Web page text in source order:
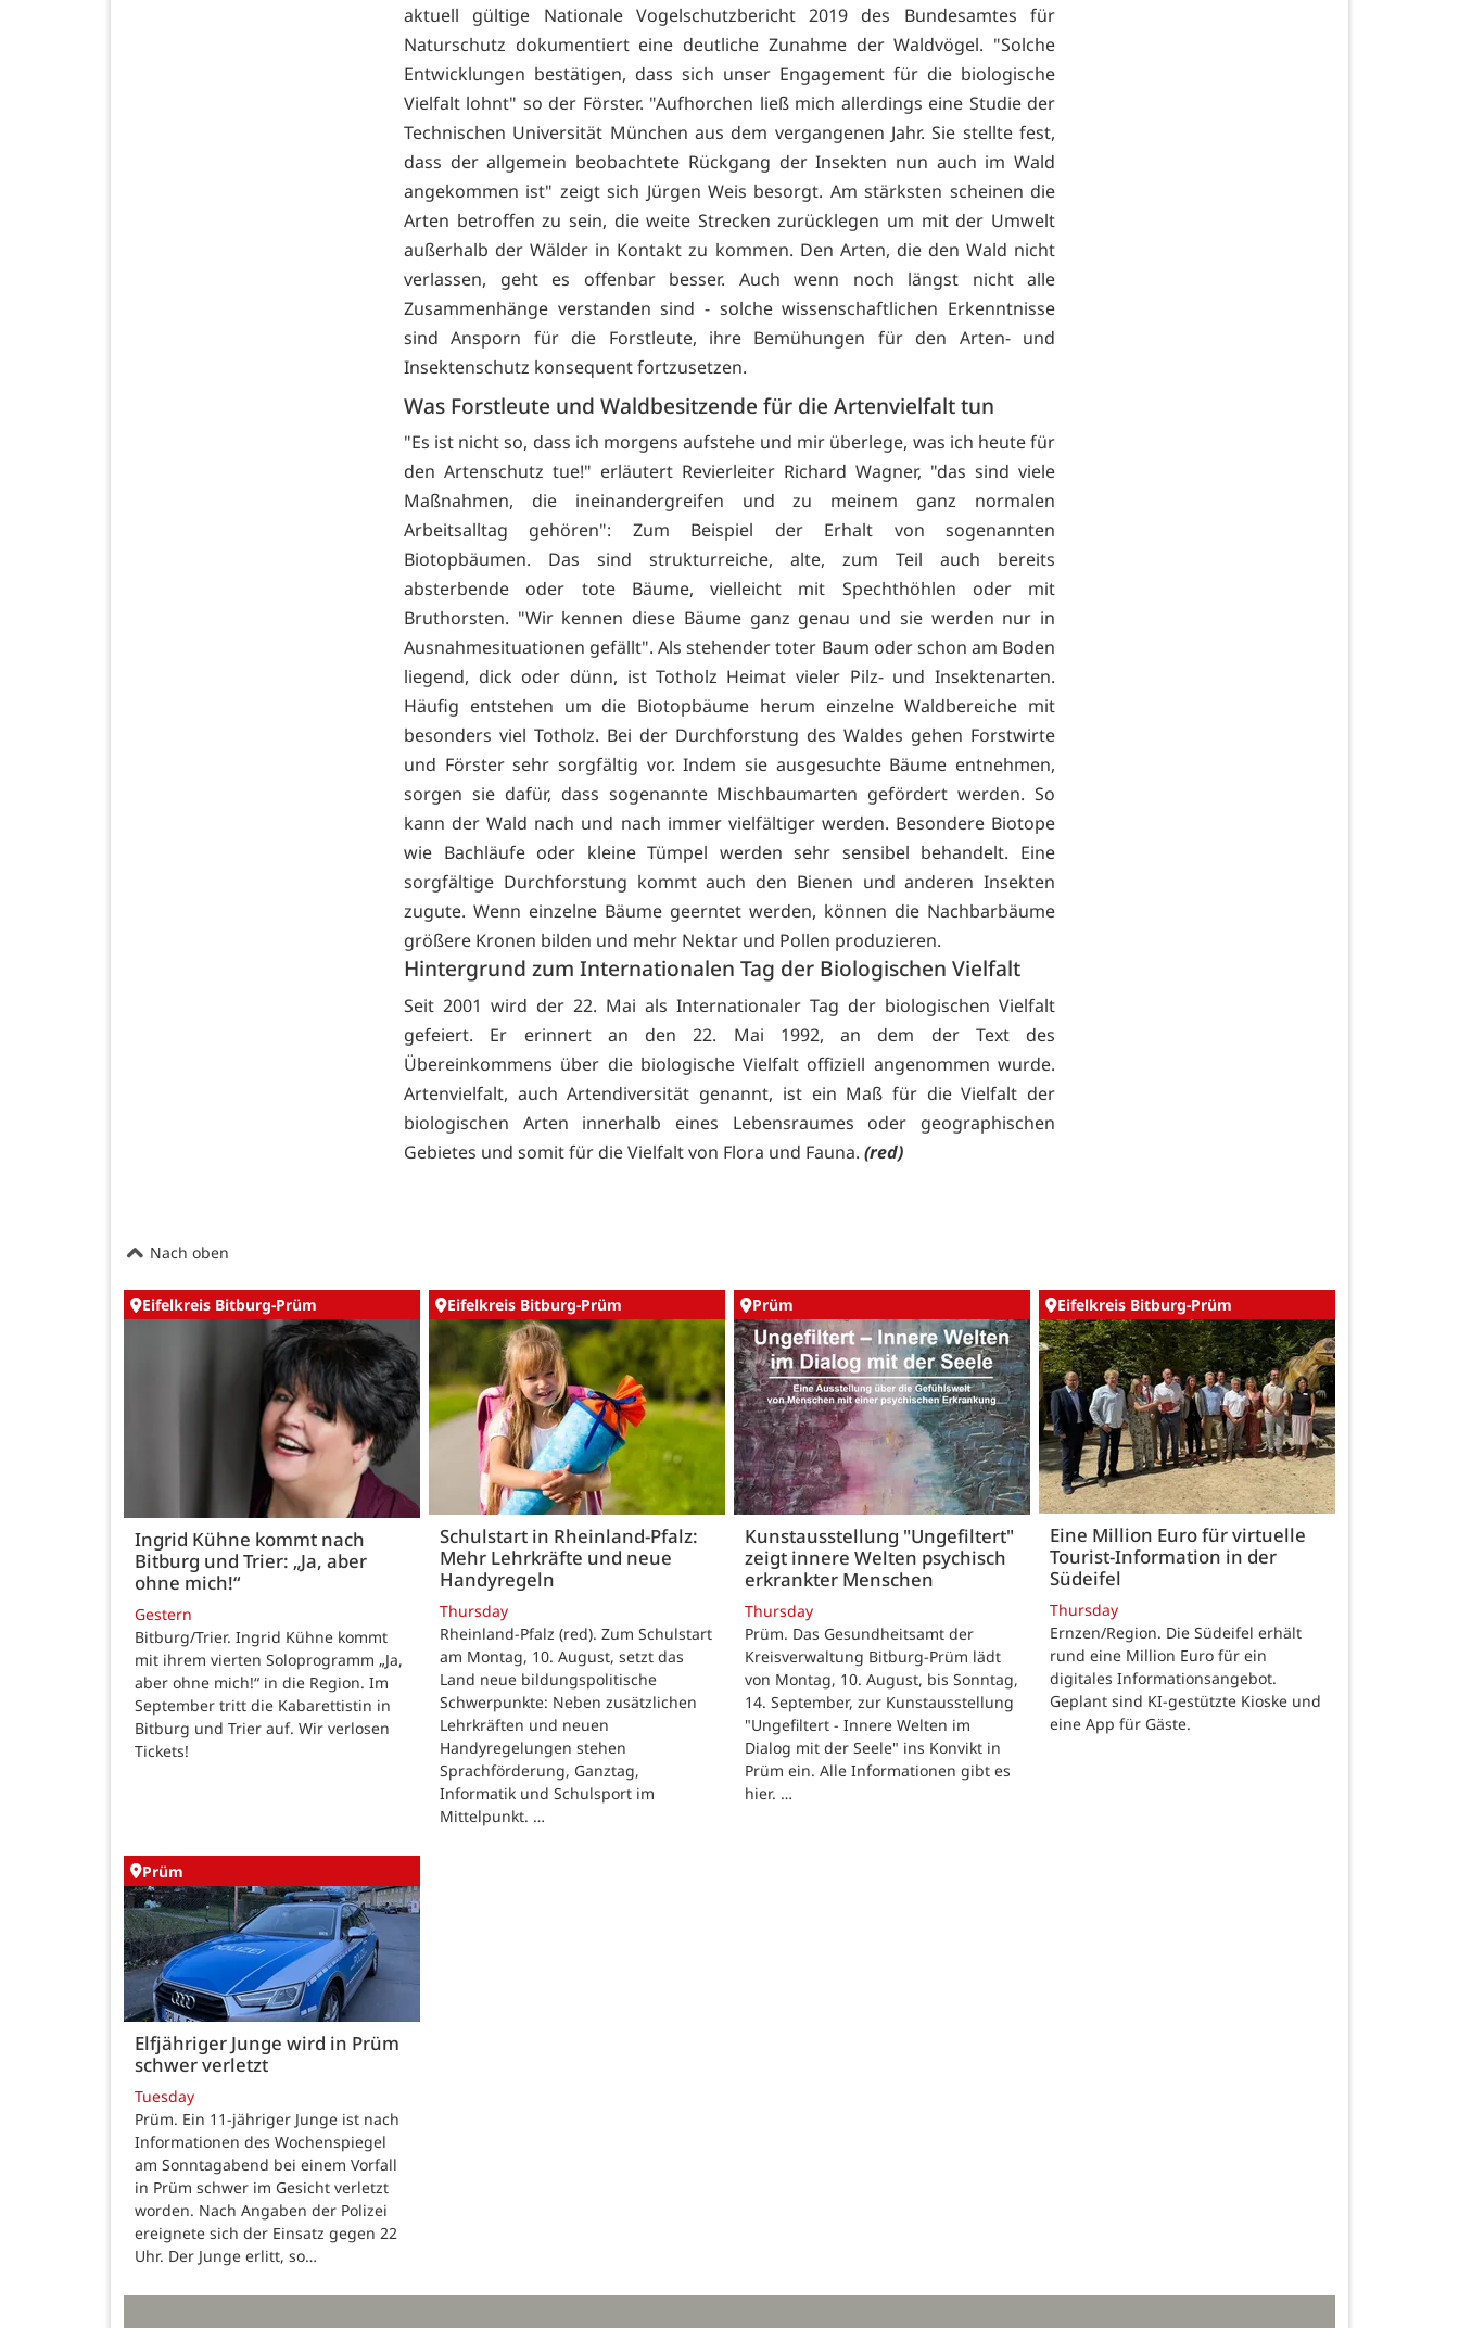
aktuell gültige Nationale Vogelschutzbericht 2019 des Bundesamtes für
Naturschutz dokumentiert eine deutliche Zunahme der Waldvögel. "Solche
Entwicklungen bestätigen, dass sich unser Engagement für die biologische
Vielfalt lohnt" so der Förster. "Aufhorchen ließ mich allerdings eine Studie der
Technischen Universität München aus dem vergangenen Jahr. Sie stellte fest,
dass der allgemein beobachtete Rückgang der Insekten nun auch im Wald
angekommen ist" zeigt sich Jürgen Weis besorgt. Am stärksten scheinen die
Arten betroffen zu sein, die weite Strecken zurücklegen um mit der Umwelt
außerhalb der Wälder in Kontakt zu kommen. Den Arten, die den Wald nicht
verlassen, geht es offenbar besser. Auch wenn noch längst nicht alle
Zusammenhänge verstanden sind - solche wissenschaftlichen Erkenntnisse
sind Ansporn für die Forstleute, ihre Bemühungen für den Arten- und
Insektenschutz konsequent fortzusetzen.
Was Forstleute und Waldbesitzende für die Artenvielfalt tun
"Es ist nicht so, dass ich morgens aufstehe und mir überlege, was ich heute für
den Artenschutz tue!" erläutert Revierleiter Richard Wagner, "das sind viele
Maßnahmen, die ineinandergreifen und zu meinem ganz normalen
Arbeitsalltag gehören": Zum Beispiel der Erhalt von sogenannten
Biotopbäumen. Das sind strukturreiche, alte, zum Teil auch bereits
absterbende oder tote Bäume, vielleicht mit Spechthöhlen oder mit
Bruthorsten. "Wir kennen diese Bäume ganz genau und sie werden nur in
Ausnahmesituationen gefällt". Als stehender toter Baum oder schon am Boden
liegend, dick oder dünn, ist Totholz Heimat vieler Pilz- und Insektenarten.
Häufig entstehen um die Biotopbäume herum einzelne Waldbereiche mit
besonders viel Totholz. Bei der Durchforstung des Waldes gehen Forstwirte
und Förster sehr sorgfältig vor. Indem sie ausgesuchte Bäume entnehmen,
sorgen sie dafür, dass sogenannte Mischbaumarten gefördert werden. So
kann der Wald nach und nach immer vielfältiger werden. Besondere Biotope
wie Bachläufe oder kleine Tümpel werden sehr sensibel behandelt. Eine
sorgfältige Durchforstung kommt auch den Bienen und anderen Insekten
zugute. Wenn einzelne Bäume geerntet werden, können die Nachbarbäume
größere Kronen bilden und mehr Nektar und Pollen produzieren.
Hintergrund zum Internationalen Tag der Biologischen Vielfalt
Seit 2001 wird der 22. Mai als Internationaler Tag der biologischen Vielfalt
gefeiert. Er erinnert an den 22. Mai 1992, an dem der Text des
Übereinkommens über die biologische Vielfalt offiziell angenommen wurde.
Artenvielfalt, auch Artendiversität genannt, ist ein Maß für die Vielfalt der
biologischen Arten innerhalb eines Lebensraumes oder geographischen
Gebietes und somit für die Vielfalt von Flora und Fauna. (red)
Nach oben
Eifelkreis Bitburg-Prüm
Ingrid Kühne kommt nach
Bitburg und Trier: „Ja, aber
ohne mich!“
Gestern
Bitburg/Trier. Ingrid Kühne kommt
mit ihrem vierten Soloprogramm „Ja,
aber ohne mich!“ in die Region. Im
September tritt die Kabarettistin in
Bitburg und Trier auf. Wir verlosen
Tickets!
Eifelkreis Bitburg-Prüm
Schulstart in Rheinland-Pfalz:
Mehr Lehrkräfte und neue
Handyregeln
Thursday
Rheinland-Pfalz (red). Zum Schulstart
am Montag, 10. August, setzt das
Land neue bildungspolitische
Schwerpunkte: Neben zusätzlichen
Lehrkräften und neuen
Handyregelungen stehen
Sprachförderung, Ganztag,
Informatik und Schulsport im
Mittelpunkt. …
Prüm
Kunstausstellung "Ungefiltert"
zeigt innere Welten psychisch
erkrankter Menschen
Thursday
Prüm. Das Gesundheitsamt der
Kreisverwaltung Bitburg-Prüm lädt
von Montag, 10. August, bis Sonntag,
14. September, zur Kunstausstellung
"Ungefiltert - Innere Welten im
Dialog mit der Seele" ins Konvikt in
Prüm ein. Alle Informationen gibt es
hier. …
Eifelkreis Bitburg-Prüm
Eine Million Euro für virtuelle
Tourist-Information in der
Südeifel
Thursday
Ernzen/Region. Die Südeifel erhält
rund eine Million Euro für ein
digitales Informationsangebot.
Geplant sind KI-gestützte Kioske und
eine App für Gäste.
Prüm
Elfjähriger Junge wird in Prüm
schwer verletzt
Tuesday
Prüm. Ein 11-jähriger Junge ist nach
Informationen des Wochenspiegel
am Sonntagabend bei einem Vorfall
in Prüm schwer im Gesicht verletzt
worden. Nach Angaben der Polizei
ereignete sich der Einsatz gegen 22
Uhr. Der Junge erlitt, so…